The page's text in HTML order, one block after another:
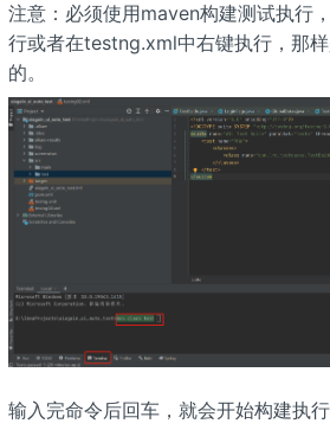
注意：必须使用maven构建测试执行
行或者在testng.xml中右键执行，那
的。
输入完命令后回车，就会开始构建执行